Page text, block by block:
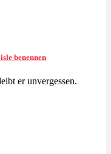
benennen
er unvergessen.